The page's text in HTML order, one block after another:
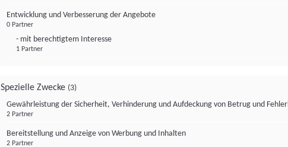
Entwicklung und Verbesserung der Angebote
0 Partner
- mit berechtigtem Interesse
1 Partner
Spezielle Zwecke (3)
Gewährleistung der Sicherheit, Verhinderung und Aufdeckung von Betrug und
2 Partner
Bereitstellung und Anzeige von Werbung und Inhalten
2 Partner